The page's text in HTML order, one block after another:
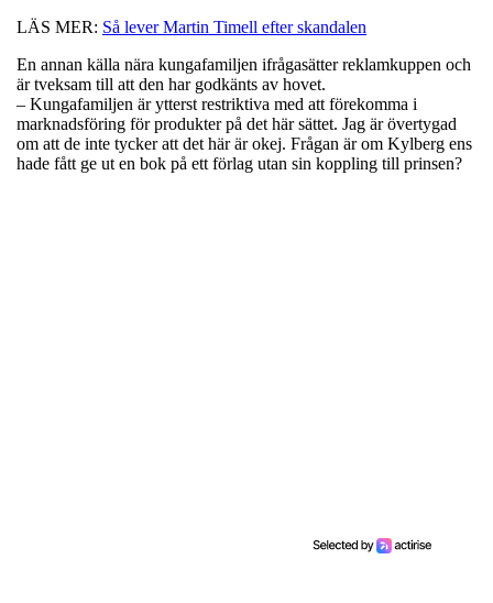
LÄS MER: Så lever Martin Timell efter skandalen
En annan källa nära kungafamiljen ifrågasätter reklamkuppen och
är tveksam till att den har godkänts av hovet.
– Kungafamiljen är ytterst restriktiva med att förekomma i
marknadsföring för produkter på det här sättet. Jag är övertygad
om att de inte tycker att det här är okej. Frågan är om Kylberg ens
hade fått ge ut en bok på ett förlag utan sin koppling till prinsen?